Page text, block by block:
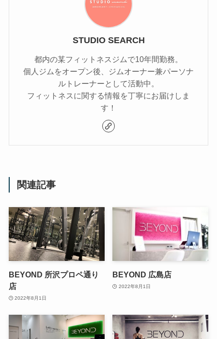
STUDIO SEARCH
都内の某フィットネスジムで10年間勤務。
個人ジムをオープン後、ジムオーナー兼パーソナ
ルトレーナーとして活動中。
フィットネスに関する情報を丁寧にお届けしま
す！
関連記事
BEYOND 所沢プロペ通り
店
2022年8月1日
BEYOND 広島店
2022年8月1日